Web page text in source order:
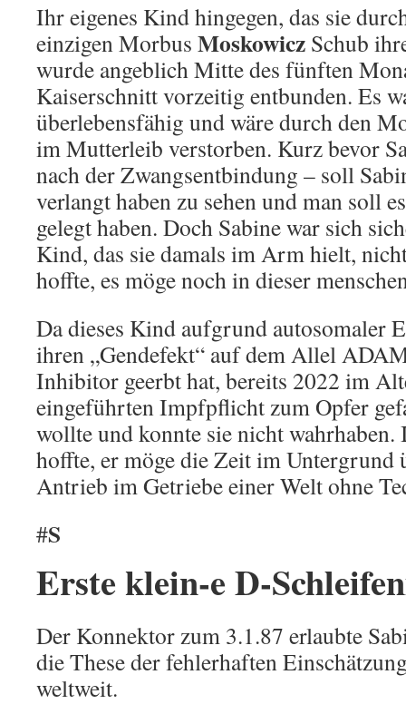
Ihr eigenes Kind hingegen, das sie
einzigen Morbus Moskowicz Schub
wurde angeblich Mitte des fünften
Kaiserschnitt vorzeitig entbunden. Es
überlebensfähig und wäre durch den
im Mutterleib verstorben. Kurz bevor
nach der Zwangsentbindung – soll
verlangt haben zu sehen und man soll
gelegt haben. Doch Sabine war sich
Kind, das sie damals im Arm hielt,
hoffte, es möge noch in dieser
Da dieses Kind aufgrund autosomaler
ihren „Gendefekt“ auf dem Allel
Inhibitor geerbt hat, bereits 2022 im
eingeführten Impfpflicht zum Opfer
wollte und konnte sie nicht wahrhaben.
hoffte, er möge die Zeit im Untergrund
Antrieb im Getriebe einer Welt ohne
#S
Erste klein-e D-
Der Konnektor zum 3.1.87 erlaubte
die These der fehlerhaften
weltweit.